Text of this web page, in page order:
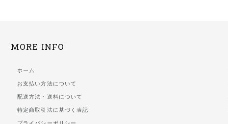
MORE INFO
ホーム
お支払い方法について
配送方法・送料について
特定商取引法に基づく表記